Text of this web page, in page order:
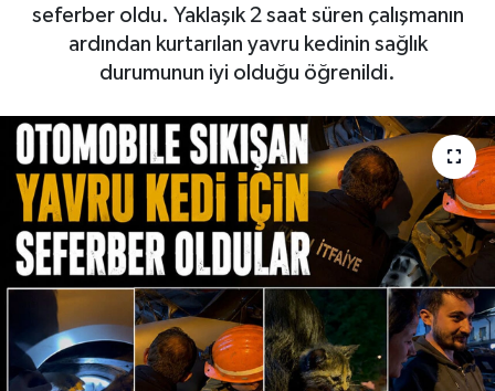
seferber oldu. Yaklaşık 2 saat süren çalışmanın
ardından kurtarılan yavru kedinin sağlık
durumunun iyi olduğu öğrenildi.